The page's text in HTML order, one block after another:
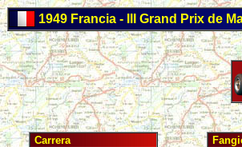
1949 Francia - III Grand Prix de
Carrera